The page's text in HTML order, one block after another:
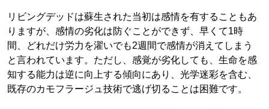
リビングデッドは蘇生された当初は感情を有することもあ
りますが、感情の劣化は防ぐことができず、早くて1時
間、どれだけ労力を濯いでも2週間で感情が消えてしまう
と言われています。ただし、感覚が劣化しても、生命を感
知する能力は逆に向上する傾向にあり、光学迷彩を含む、
既存のカモフラージュ技術で逃げ切ることは困難です。